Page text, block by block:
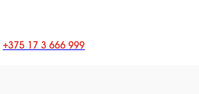
+375 17 3 666 999